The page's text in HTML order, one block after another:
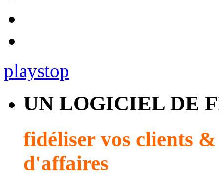
playstop
UN LOGICIEL DE
fidéliser vos clients
d'affaires